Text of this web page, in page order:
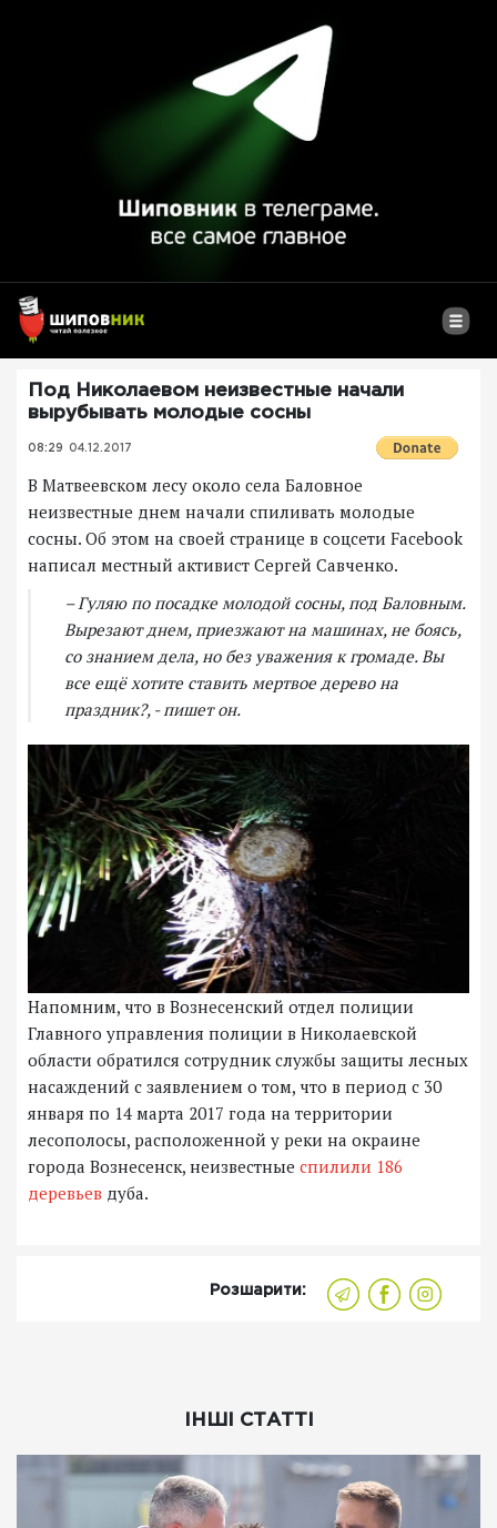
Под Николаевом неизвестные начали
вырубывать молодые сосны
08:29 04.12.2017
В Матвеевском лесу около села Баловное
неизвестные днем начали спиливать молодые
сосны. Об этом на своей странице в соцсети Facebook
написал местный активист Сергей Савченко.
–Гуляю по посадке молодой сосны, под Баловным.
Вырезают днем, приезжают на машинах, не боясь,
со знанием дела, но без уважения к громаде. Вы
все ещё хотите ставить мертвое дерево на
праздник?,- пишет он.
Напомним, что в Вознесенский отдел полиции
Главного управления полиции в Николаевской
области обратился сотрудник службы защиты лесных
насаждений с заявлением о том, что в период с 30
января по 14 марта 2017 года на территории
лесополосы, расположенной у реки на окраине
города Вознесенск, неизвестные спилили 186
деревьев дуба.
Розшарити:
ІНШІ СТАТТІ